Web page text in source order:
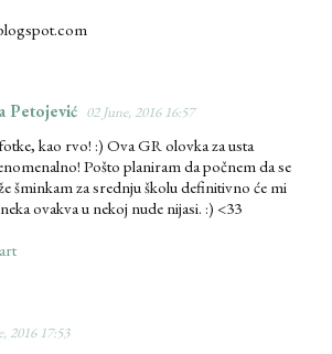
Petojević 02 June, 2016 16:57
kao rvo! :) Ova GR olovka za usta
Pošto planiram da počnem da se
šminkam za srednju školu definitivno će mi
ovakva u nekoj nude nijasi. :) <33
2016 17:53